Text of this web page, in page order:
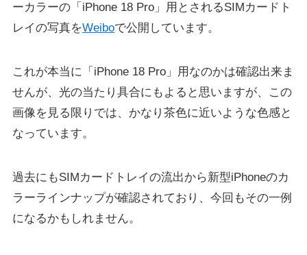
ーカラーの「iPhone 18 Pro」用とされるSIMカードト
レイの写真をWeiboで公開しています。
これが本当に「iPhone 18 Pro」用なのかは確認出来ま
せんが、光の当たり具合にもよると思いますが、この
画像を見る限りでは、かなり茶色に近いような色感と
なっています。
過去にもSIMカードトレイの流出から新型iPhoneのカ
ラーラインナップが確認されており、今回もその一例
になるかもしれません。